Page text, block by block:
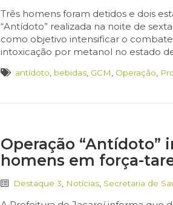
Três homens foram detidos e dois
“Antídoto” realizada na noite de
como objetivo intensificar o
intoxicação por metanol no estado
antídoto bebidas GCM Operação
Operação “Antídoto”
homens em força-
Destaque 3 Notícias Secretaria de